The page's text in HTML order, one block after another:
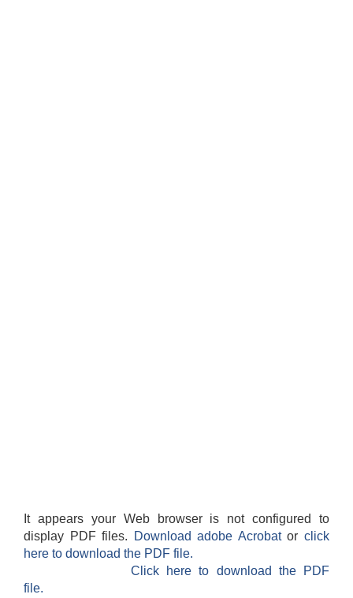
It appears your Web browser is not configured to
display PDF files.
Download adobe Acrobatorclick
here to download the PDF file.
Click here to download the PDF
file.